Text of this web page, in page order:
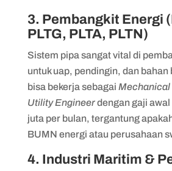
3. Pembangkit Energi
PLTG, PLTA, PLTN)
Sistem pipa sangat vital di
untuk uap, pendingin, dan bahan
bisa bekerja sebagai Mechanical
Utility Engineerdengan gaji
juta per bulan, tergantung
BUMN energi atau perusahaan
4. Industri Maritim &